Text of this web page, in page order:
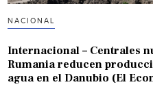
NACIONAL
Internacional – Centrales
Rumania reducen
agua en el Danubio (El